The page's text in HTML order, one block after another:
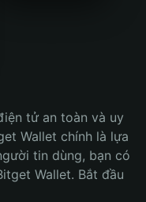
tử an toàn và uy
Wallet chính là lựa
tin dùng, bạn có
Wallet. Bắt đầu